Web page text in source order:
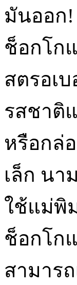
มันออก!
ช็อกโก
สตรอเ
รสชาติ
หรือกล่
เล็ก น
ใช้แม่พิ
ช็อกโก
สามาร